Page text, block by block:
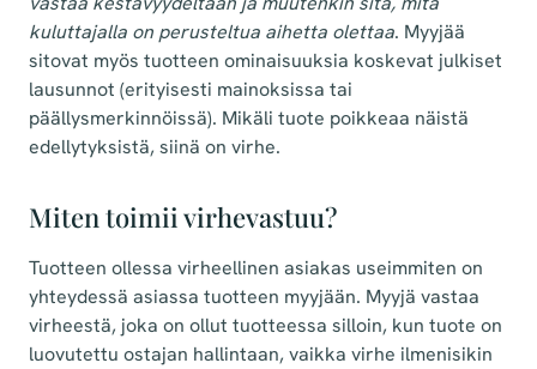
kuluttajalla on perusteltua aihetta olettaa. Myyjää
sitovat myös tuotteen ominaisuuksia koskevat julkiset
lausunnot (erityisesti mainoksissa tai
päällysmerkinnöissä). Mikäli tuote poikkeaa näistä
edellytyksistä, siinä on virhe.
Miten toimii virhevastuu?
Tuotteen ollessa virheellinen asiakas useimmiten on
yhteydessä asiassa tuotteen myyjään. Myyjä vastaa
virheestä, joka on ollut tuotteessa silloin, kun tuote on
luovutettu ostajan hallintaan, vaikka virhe ilmenisikin